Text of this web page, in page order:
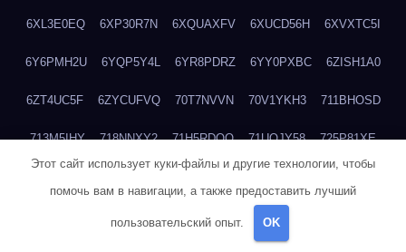
6XL3E0EQ 6XP30R7N 6XQUAXFV 6XUCD56H 6XVXTC5I
6Y6PMH2U 6YQP5Y4L 6YR8PDRZ 6YY0PXBC 6ZISH1A0
6ZT4UC5F 6ZYCUFVQ 70T7NVVN 70V1YKH3 711BHOSD
713M5IHY 718NNXY2 71H5RDOO 71UQJY58 725P81XE
Этот сайт использует куки-файлы и другие технологии, чтобы
помочь вам в навигации, а также предоставить лучший
пользовательский опыт. OK